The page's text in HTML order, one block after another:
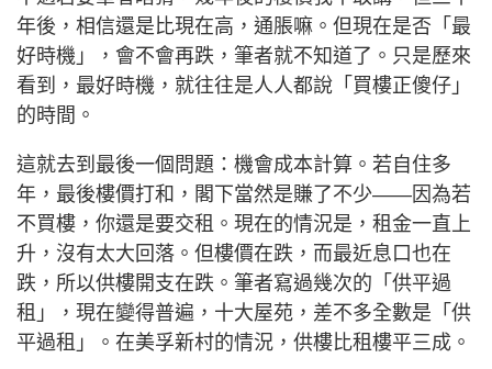
年後，相信還是比現在高，通脹嘛。但現在是否「最
好時機」，會不會再跌，筆者就不知道了。只是歷來
看到，最好時機，就往往是人人都說「買樓正傻仔」
的時間。
這就去到最後一個問題：機會成本計算。若自住多
年，最後樓價打和，閣下當然是賺了不少——因為若
不買樓，你還是要交租。現在的情況是，租金一直上
升，沒有太大回落。但樓價在跌，而最近息口也在
跌，所以供樓開支在跌。筆者寫過幾次的「供平過
租」，現在變得普遍，十大屋苑，差不多全數是「供
平過租」。在美孚新村的情況，供樓比租樓平三成。